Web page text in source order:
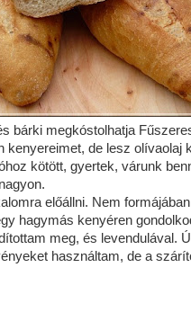
bárki megkóstolhatja
kenyereimet, de lesz olívaolaj
kötött, gyertek, várunk
előállni. Nem
hagymás kenyéren
meg, és levendulával.
használtam, de a